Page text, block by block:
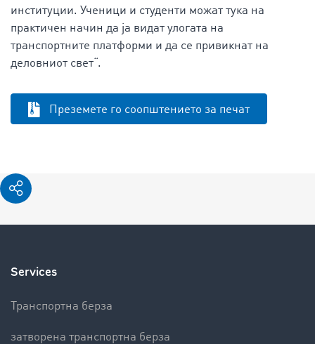
институции. Ученици и студенти можат тука на
практичен начин да ја видат улогата на
транспортните платформи и да се привикнат на
деловниот свет“.
Преземете го соопштението за печат
Services
Транспортна берза
затворена транспортна берза